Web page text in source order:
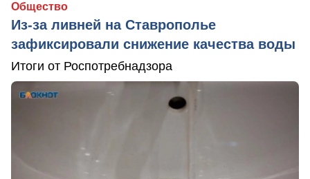
Общество
Из-за ливней на Ставрополье
зафиксировали снижение качества воды
Итоги от Роспотребнадзора